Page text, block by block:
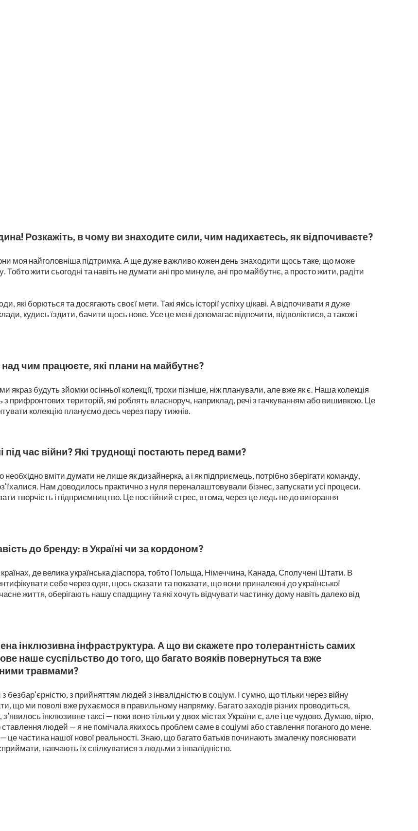
Розкажіть, в чому ви знаходите сили, чим надихаєтесь, як відпочиваєте?
моя найголовніша підтримка. А ще дуже важливо кожен день знаходити щось таке, що може
жити сьогодні та навіть не думати ані про минуле, ані про майбутнє, а просто жити, радіти
борються та досягають своєї мети. Такі якісь історії успіху цікаві. А відпочивати я дуже
кудись їздити, бачити щось нове. Усе це мені допомагає відпочити, відволіктися, а також і
чим працюєте, які плани на майбутнє?
будуть зйомки осінньої колекції, трохи пізніше, ніж планували, але вже як є. Наша колекція
прифронтових територій, які роблять власноруч, наприклад, речі з гачкуванням або вишивкою. Це
колекцію плануємо десь через пару тижнів.
час війни? Які труднощі постають перед вами?
вміти думати не лише як дизайнерка, а і як підприємець, потрібно зберігати команду,
Нам доводилось практично з нуля переналаштовували бізнес, запускати усі процеси.
творчість і підприємництво. Це постійний стрес, втома, через це ледь не до вигорання
до бренду: в Україні чи за кордоном?
країнах, де велика українська діаспора, тобто Польща, Німеччина, Канада, Сполучені Штати. В
себе через одяг, щось сказати та показати, що вони приналежні до української
життя, оберігають нашу спадщину та які хочуть відчувати частинку дому навіть далеко від
інклюзивна інфраструктура. А що ви скажете про толерантність самих
наше суспільство до того, що багато вояків повернуться та вже
травмами?
безбар'єрністю, з прийняттям людей з інвалідністю в соціум. І сумно, що тільки через війну
що ми поволі вже рухаємося в правильному напрямку. Багато заходів різних проводиться,
інклюзивне таксі — поки воно тільки у двох містах України є, але і це чудово. Думаю, вірю,
людей — я не помічала якихось проблем саме в соціумі або ставлення поганого до мене.
частина нашої нової реальності. Знаю, що багато батьків починають змалечку пояснювати
навчають їх спілкуватися з людьми з інвалідністю.